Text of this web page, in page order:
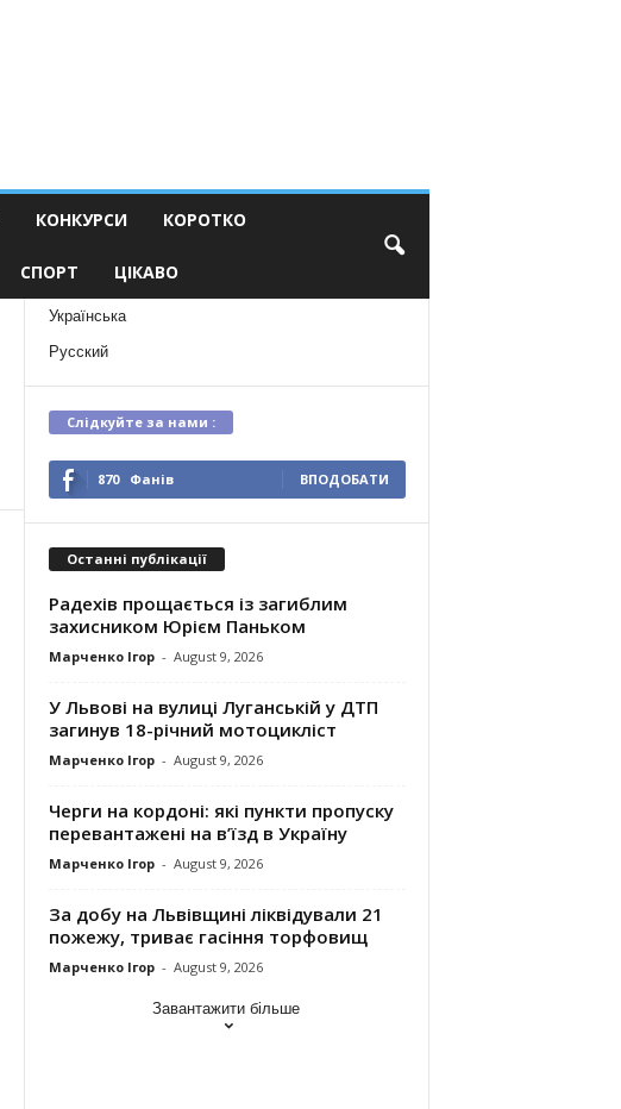
КОНКУРСИ КОРОТКО
СПОРТ ЦІКАВО
Українська
Русский
Слідкуйте за нами :
870 Фанів ВПОДОБАТИ
Останні публікації
Радехів прощається із загиблим
захисником Юрієм Паньком
Марченко Ігор - August 9, 2026
У Львові на вулиці Луганській у ДТП
загинув 18-річний мотоцикліст
Марченко Ігор - August 9, 2026
Черги на кордоні: які пункти пропуску
перевантажені на в’їзд в Україну
Марченко Ігор - August 9, 2026
За добу на Львівщині ліквідували 21
пожежу, триває гасіння торфовищ
Марченко Ігор - August 9, 2026
Завантажити більше